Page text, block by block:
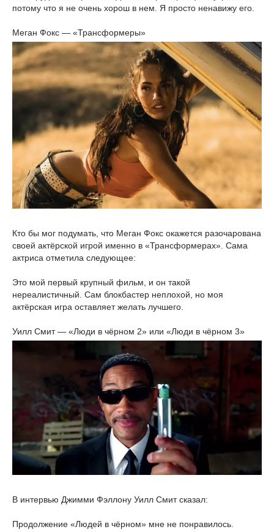
потому что я не очень хорош в нем. Я просто ненавижу его.
Меган Фокс — «Трансформеры»
Кто бы мог подумать, что Меган Фокс окажется разочарована
своей актёрской игрой именно в «Трансформерах». Сама
актриса отметила следующее:
Это мой первый крупный фильм, и он такой
нереалистичный. Сам блокбастер неплохой, но моя
актёрская игра оставляет желать лучшего.
Уилл Смит — «Люди в чёрном 2» или «Люди в чёрном 3»
В интервью Джимми Фэллону Уилл Смит сказал:
Продолжение «Людей в чёрном» мне не понравилось.